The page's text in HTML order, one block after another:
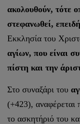
ακολουθούν, τότε
στεφανωθεί,
Εκκλησία του
αγίων, που είναι
πίστη και την
Στο συναξάρι του
(+423), αναφέρεται
το ασκητήριό του